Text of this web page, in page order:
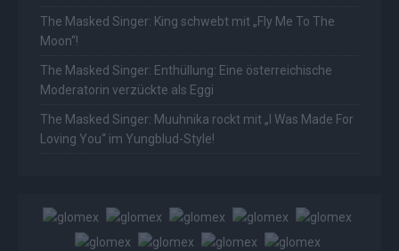
The Masked Singer: King schwebt mit „Fly Me To The
Moon“!
The Masked Singer: Enthüllung: Eine österreichische
Moderatorin verzückte als Eggi
The Masked Singer: Muuhnika rockt mit „I Was Made For
Loving You“ im Yungblud-Style!